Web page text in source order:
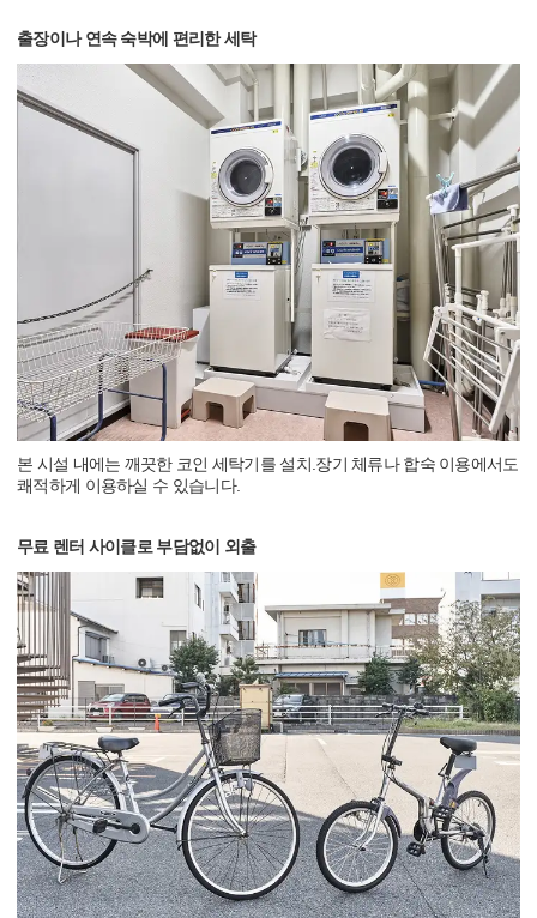
출장이나 연속 숙박에 편리한 세탁
본 시설 내에는 깨끗한 코인 세탁기를 설치.장기 체류나 합숙 이용에서도
쾌적하게 이용하실 수 있습니다.
무료 렌터 사이클로 부담없이 외출